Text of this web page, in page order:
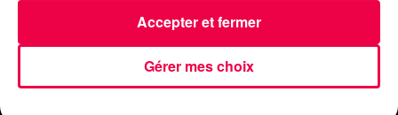
NOUS CONTACTER
Gérer mes choix
Accepter et fermer